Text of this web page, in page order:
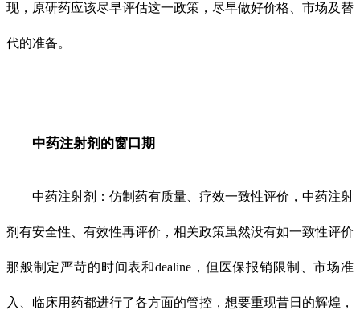
现，原研药应该尽早评估这一政策，尽早做好价格、市场及替
代的准备。
中药注射剂的窗口期
中药注射剂：仿制药有质量、疗效一致性评价，中药注射
剂有安全性、有效性再评价，相关政策虽然没有如一致性评价
那般制定严苛的时间表和dealine，但医保报销限制、市场准
入、临床用药都进行了各方面的管控，想要重现昔日的辉煌，